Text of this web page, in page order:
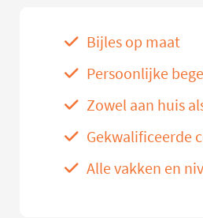
Bijles op maat
Persoonlijke
Zowel aan huis
Gekwalificeerde
Alle vakken en